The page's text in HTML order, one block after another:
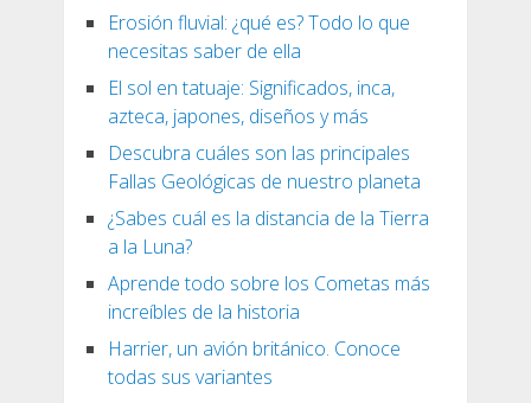
Erosión fluvial: ¿qué es? Todo lo que
necesitas saber de ella
El sol en tatuaje: Significados, inca,
azteca, japones, diseños y más
Descubra cuáles son las principales
Fallas Geológicas de nuestro planeta
¿Sabes cuál es la distancia de la Tierra
a la Luna?
Aprende todo sobre los Cometas más
increíbles de la historia
Harrier, un avión británico. Conoce
todas sus variantes